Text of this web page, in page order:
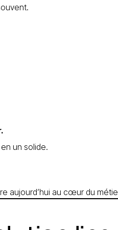
un solide.
aujourd’hui au cœur du